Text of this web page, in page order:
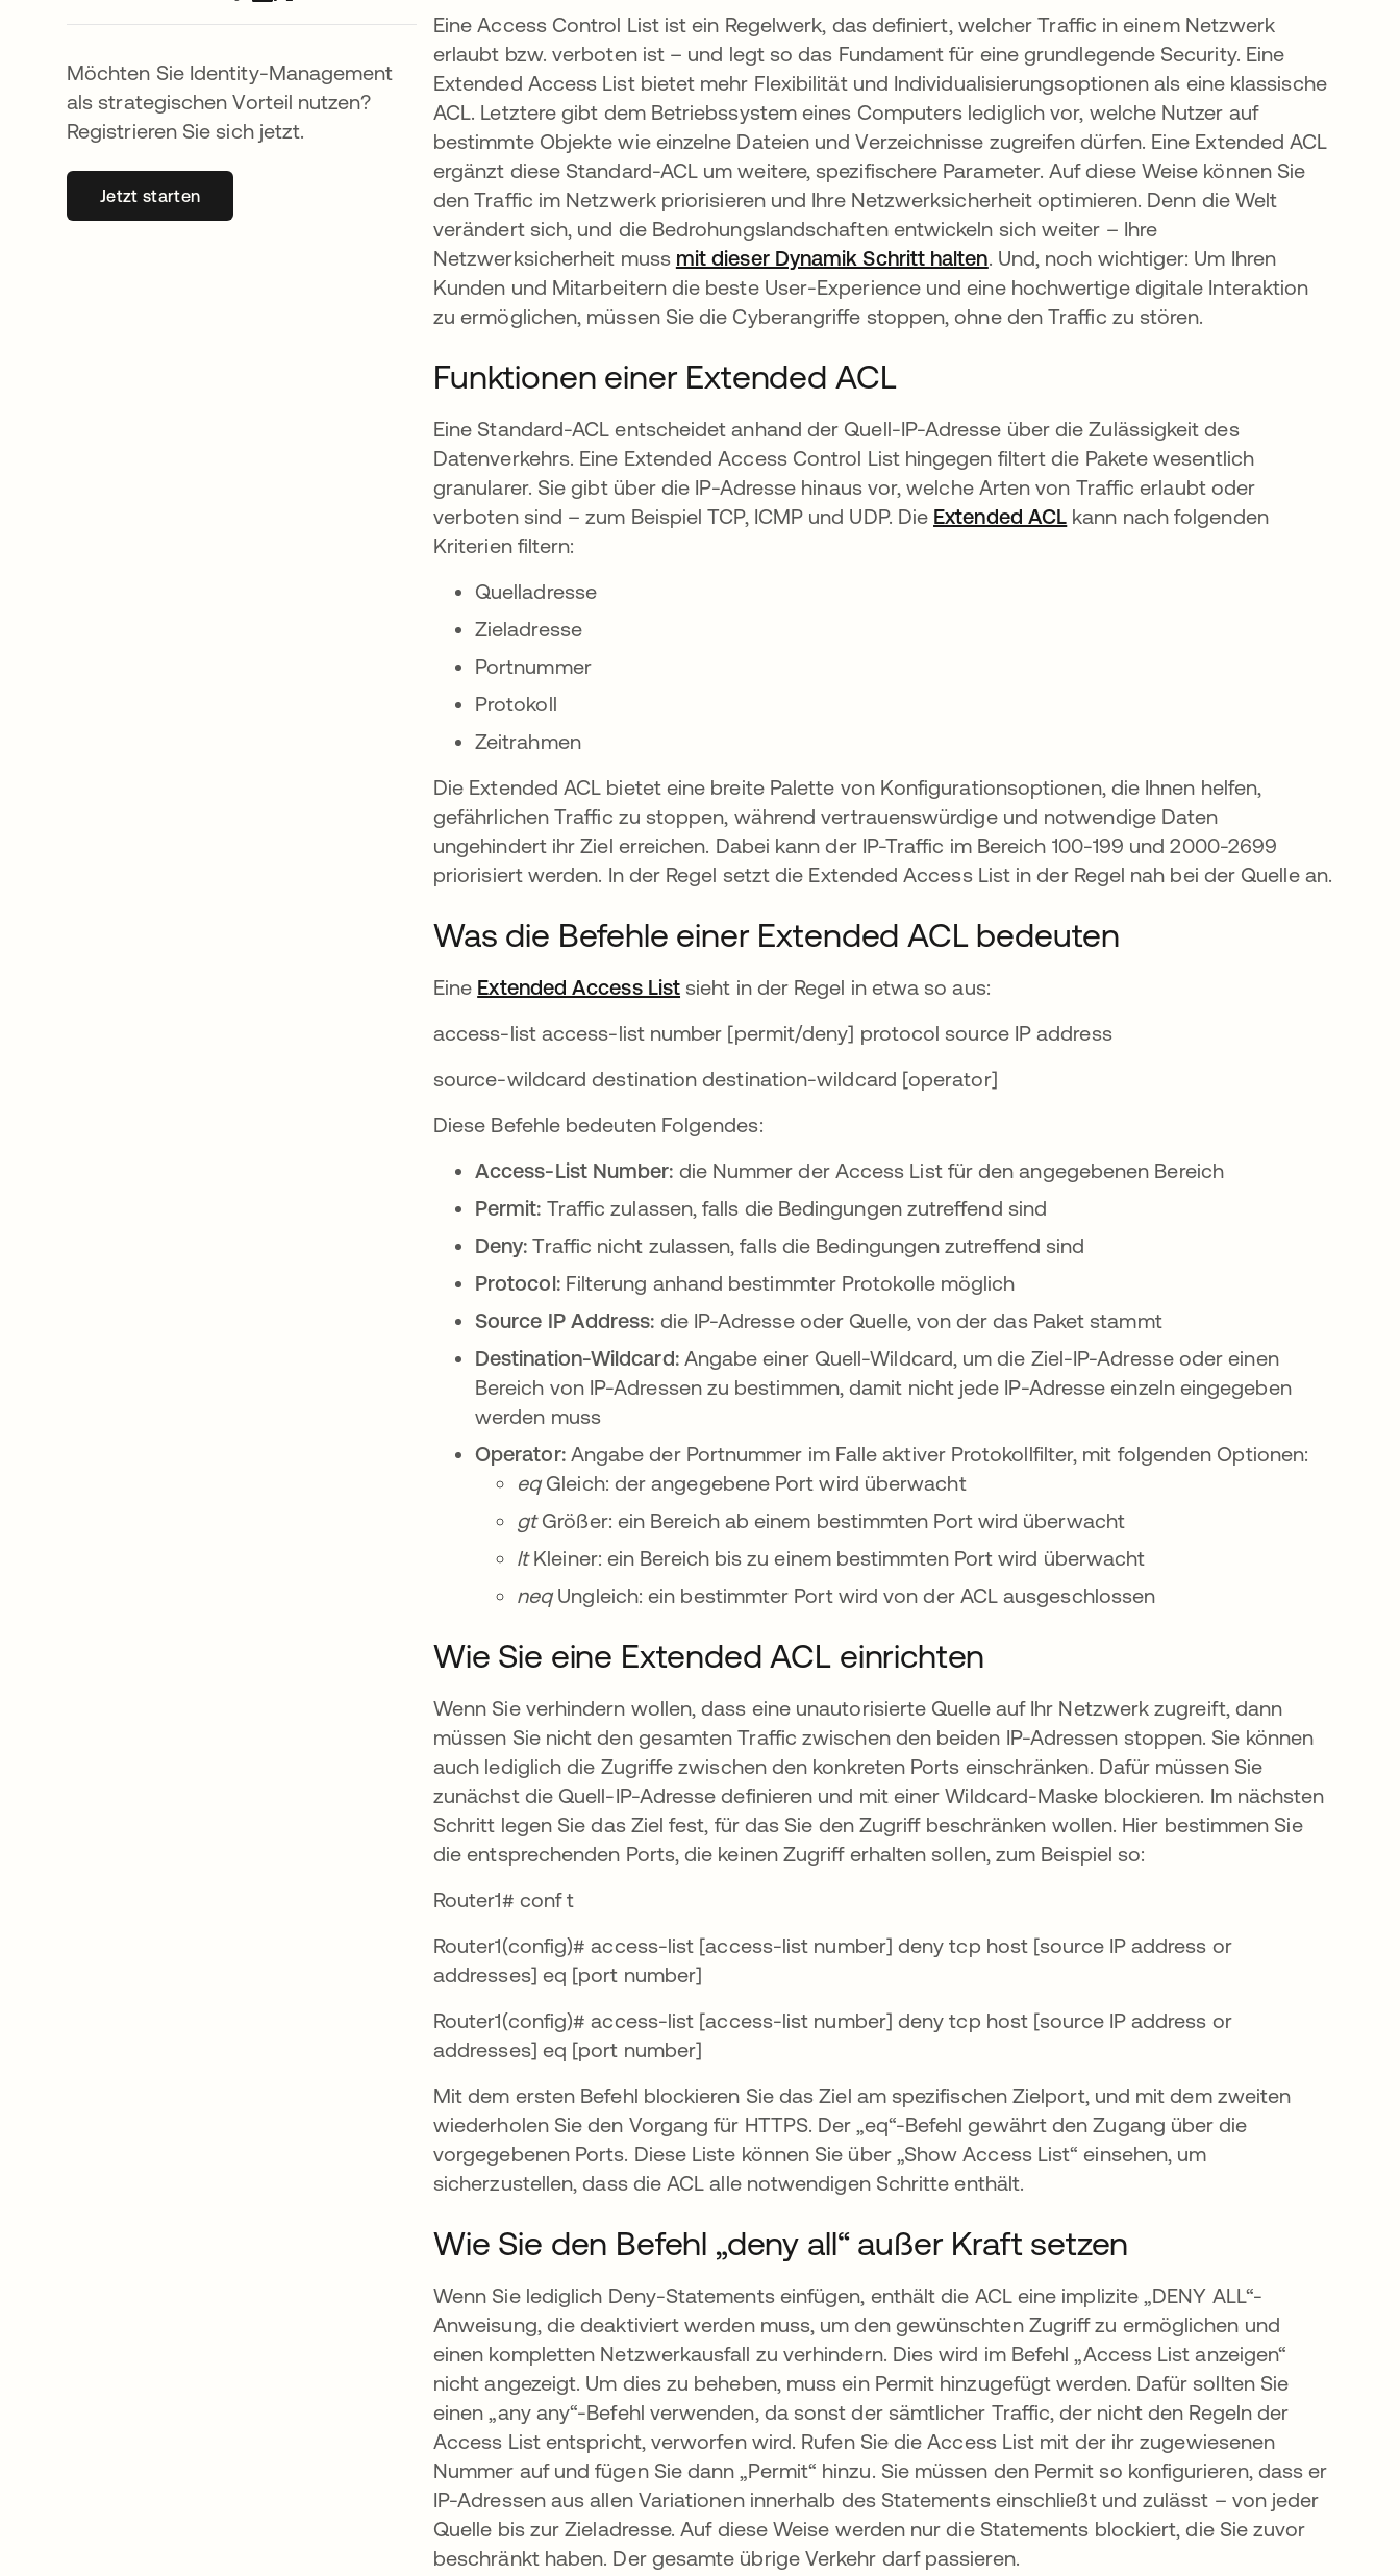
Möchten Sie Identity-Management
als strategischen Vorteil nutzen?
Registrieren Sie sich jetzt.
Jetzt startenwird in einer neuen Registerkarte geöffnet
Eine Access Control List ist ein Regelwerk, das definiert, welcher Traffic in einem Netzwerk
erlaubt bzw. verboten ist – und legt so das Fundament für eine grundlegende Security. Eine
Extended Access List bietet mehr Flexibilität und Individualisierungsoptionen als eine klassische
ACL. Letztere gibt dem Betriebssystem eines Computers lediglich vor, welche Nutzer auf
bestimmte Objekte wie einzelne Dateien und Verzeichnisse zugreifen dürfen. Eine Extended ACL
ergänzt diese Standard-ACL um weitere, spezifischere Parameter. Auf diese Weise können Sie
den Traffic im Netzwerk priorisieren und Ihre Netzwerksicherheit optimieren. Denn die Welt
verändert sich, und die Bedrohungslandschaften entwickeln sich weiter – Ihre
Netzwerksicherheit muss mit dieser Dynamik Schritt haltenwird in einer neuen Registerkarte geöffnet
. Und, noch wichtiger: Um Ihren
Kunden und Mitarbeitern die beste User-Experience und eine hochwertige digitale Interaktion
zu ermöglichen, müssen Sie die Cyberangriffe stoppen, ohne den Traffic zu stören.
Funktionen einer Extended ACL
Eine Standard-ACL entscheidet anhand der Quell-IP-Adresse über die Zulässigkeit des
Datenverkehrs. Eine Extended Access Control List hingegen filtert die Pakete wesentlich
granularer. Sie gibt über die IP-Adresse hinaus vor, welche Arten von Traffic erlaubt oder
verboten sind – zum Beispiel TCP, ICMP und UDP. Die Extended ACL wird in einer neuen Registerkarte
kann nach folgenden
Kriterien filtern:
Quelladresse
Zieladresse
Portnummer
Protokoll
Zeitrahmen
Die Extended ACL bietet eine breite Palette von Konfigurationsoptionen, die Ihnen helfen,
gefährlichen Traffic zu stoppen, während vertrauenswürdige und notwendige Daten
ungehindert ihr Ziel erreichen. Dabei kann der IP-Traffic im Bereich 100-199 und 2000-2699
priorisiert werden. In der Regel setzt die Extended Access List in der Regel nah bei der Quelle an.
Was die Befehle einer Extended ACL bedeuten
Eine Extended Access List wird in einer neuen Registerkarte geöffnet
sieht in der Regel in etwa so aus:
access-list access-list number [permit/deny] protocol source IP address
source-wildcard destination destination-wildcard [operator]
Diese Befehle bedeuten Folgendes:
Access-List Number: die Nummer der Access List für den angegebenen Bereich
Permit: Traffic zulassen, falls die Bedingungen zutreffend sind
Deny: Traffic nicht zulassen, falls die Bedingungen zutreffend sind
Protocol:Filterung anhand bestimmter Protokolle möglich
Source IP Address: die IP-Adresse oder Quelle, von der das Paket stammt
Destination-Wildcard:Angabe einer Quell-Wildcard, um die Ziel-IP-Adresse oder einen
Bereich von IP-Adressen zu bestimmen, damit nicht jede IP-Adresse einzeln eingegeben
werden muss
Operator:Angabe der Portnummer im Falle aktiver Protokollfilter, mit folgenden Optionen:
eqGleich: der angegebene Port wird überwacht
gtGrößer: ein Bereich ab einem bestimmten Port wird überwacht
ltKleiner: ein Bereich bis zu einem bestimmten Port wird überwacht
neqUngleich: ein bestimmter Port wird von der ACL ausgeschlossen
Wie Sie eine Extended ACL einrichten
Wenn Sie verhindern wollen, dass eine unautorisierte Quelle auf Ihr Netzwerk zugreift, dann
müssen Sie nicht den gesamten Traffic zwischen den beiden IP-Adressen stoppen. Sie können
auch lediglich die Zugriffe zwischen den konkreten Ports einschränken. Dafür müssen Sie
zunächst die Quell-IP-Adresse definieren und mit einer Wildcard-Maske blockieren. Im nächsten
Schritt legen Sie das Ziel fest, für das Sie den Zugriff beschränken wollen. Hier bestimmen Sie
die entsprechenden Ports, die keinen Zugriff erhalten sollen, zum Beispiel so:
Router1# conf t
Router1(config)# access-list [access-list number] deny tcp host [source IP address or
addresses] eq [port number]
Router1(config)# access-list [access-list number] deny tcp host [source IP address or
addresses] eq [port number]
Mit dem ersten Befehl blockieren Sie das Ziel am spezifischen Zielport, und mit dem zweiten
wiederholen Sie den Vorgang für HTTPS. Der „eq“-Befehl gewährt den Zugang über die
vorgegebenen Ports. Diese Liste können Sie über „Show Access List“ einsehen, um
sicherzustellen, dass die ACL alle notwendigen Schritte enthält.
Wie Sie den Befehl „deny all“ außer Kraft setzen
Wenn Sie lediglich Deny-Statements einfügen, enthält die ACL eine implizite „DENY ALL“-
Anweisung, die deaktiviert werden muss, um den gewünschten Zugriff zu ermöglichen und
einen kompletten Netzwerkausfall zu verhindern. Dies wird im Befehl „Access List anzeigen“
nicht angezeigt. Um dies zu beheben, muss ein Permit hinzugefügt werden. Dafür sollten Sie
einen „any any“-Befehl verwenden, da sonst der sämtlicher Traffic, der nicht den Regeln der
Access List entspricht, verworfen wird. Rufen Sie die Access List mit der ihr zugewiesenen
Nummer auf und fügen Sie dann „Permit“ hinzu. Sie müssen den Permit so konfigurieren, dass er
IP-Adressen aus allen Variationen innerhalb des Statements einschließt und zulässt – von jeder
Quelle bis zur Zieladresse. Auf diese Weise werden nur die Statements blockiert, die Sie zuvor
beschränkt haben. Der gesamte übrige Verkehr darf passieren.